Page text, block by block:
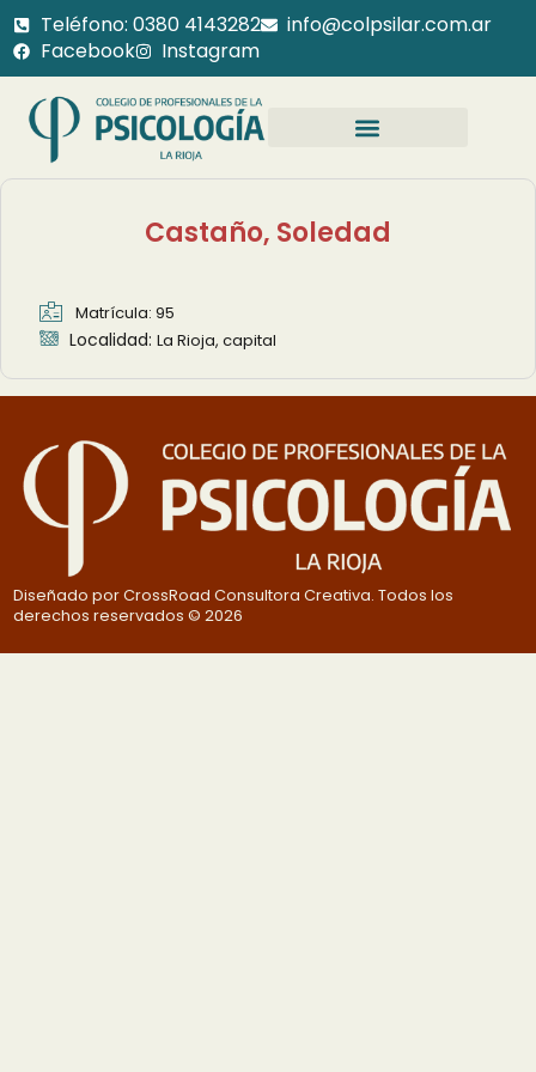
Teléfono: 0380 4143282
info@colpsilar.com.ar
Facebook
Instagram
Castaño, Soledad
Matrícula: 95
Localidad:La Rioja, capital
Diseñado por CrossRoad Consultora Creativa. Todos los
derechos reservados © 2026